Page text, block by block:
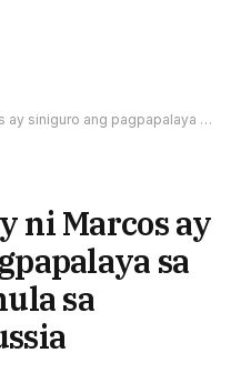
sa 24 na Pilipino mula sa detensyon sa Russia
ni Marcos ay
sa
sa